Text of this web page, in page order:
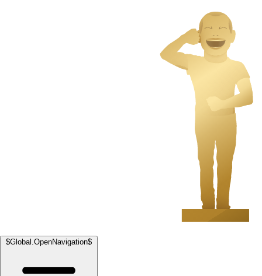
$Global.OpenNavigation$